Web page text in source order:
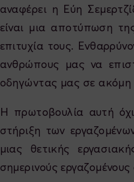
αναφέρει η Εύη
είναι μια αποτύπωση
επιτυχία τους.
ανθρώπους μας να
οδηγώντας μας σε ακόμη
Η πρωτοβουλία αυτή
στήριξη των
μιας θετικής
σημερινούς